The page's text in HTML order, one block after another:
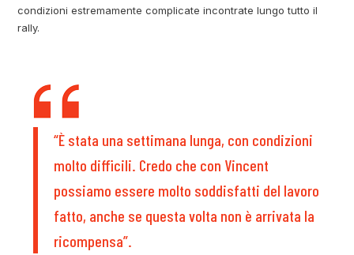
condizioni estremamente complicate incontrate lungo tutto il
rally.
“È stata una settimana lunga, con condizioni
molto difficili. Credo che con Vincent
possiamo essere molto soddisfatti del lavoro
fatto, anche se questa volta non è arrivata la
ricompensa”.